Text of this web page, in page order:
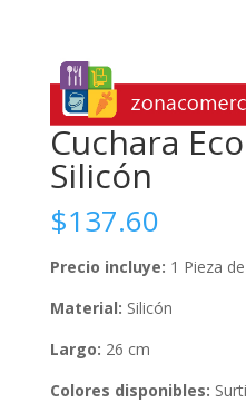
Cuchara
Silicón
$137.60
Precio incluye: 1 Pieza
Material: Silicón
Largo: 26 cm
Colores disponibles: